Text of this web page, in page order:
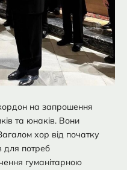
на запрошення
та юнаків. Вони
хор від початку
для потреб
гуманітарною